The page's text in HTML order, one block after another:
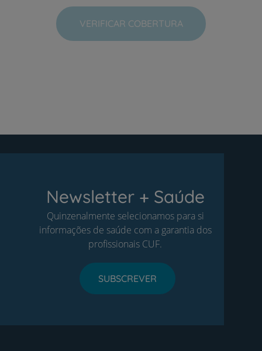
VERIFICAR COBERTURA
Newsletter + Saúde
Quinzenalmente selecionamos para si
informações de saúde com a garantia dos
profissionais CUF.
SUBSCREVER